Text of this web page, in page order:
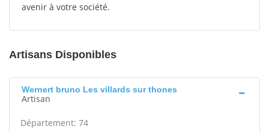
avenir à votre société.
Artisans Disponibles
Wernert bruno Les villards sur thones
Artisan
Département: 74